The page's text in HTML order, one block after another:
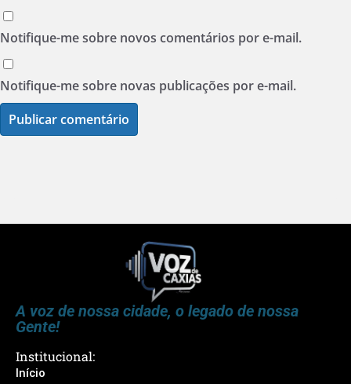
Notifique-me sobre novos comentários por e-mail.
Notifique-me sobre novas publicações por e-mail.
A voz de nossa cidade, o legado de nossa
Gente!
Institucional:
Início